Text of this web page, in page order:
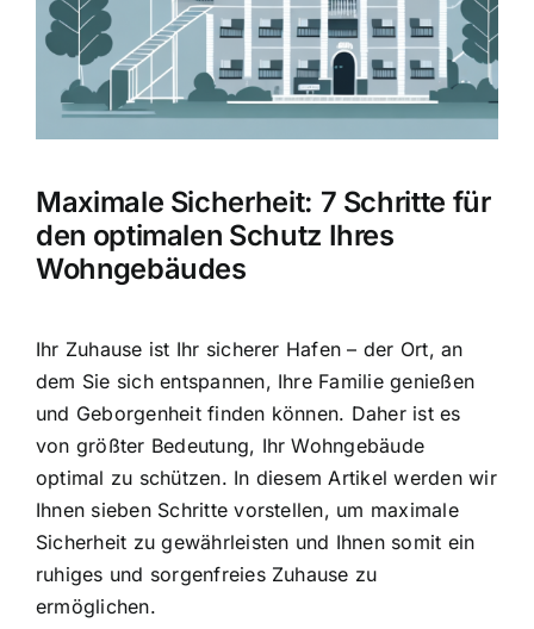
Hausratversicherung
Weitere Tarifvergleiche
Hilfe und Kontakt
Maximale Sicherheit: 7 Schritte für
den optimalen Schutz Ihres
Wohngebäudes
Ihr Zuhause ist Ihr sicherer Hafen – der Ort, an
dem Sie sich entspannen, Ihre Familie genießen
und Geborgenheit finden können. Daher ist es
von größter Bedeutung, Ihr Wohngebäude
optimal zu schützen. In diesem Artikel werden wir
Ihnen sieben Schritte vorstellen, um maximale
Sicherheit zu gewährleisten und Ihnen somit ein
ruhiges und sorgenfreies Zuhause zu
ermöglichen.